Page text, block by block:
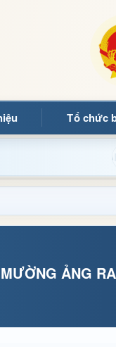
Tổ chức
tin tức địa phương
ẢNG